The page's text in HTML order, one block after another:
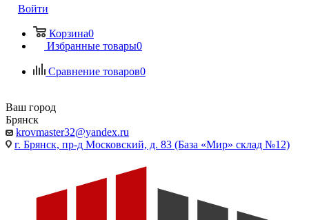
Войти
Корзина0
Избранные товары0
Сравнение товаров0
Ваш город
Брянск
krovmaster32@yandex.ru
г. Брянск, пр-д Московский, д. 83 (База «Мир» склад №12)